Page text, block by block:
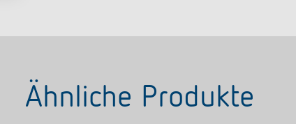
Ähnliche Produkte